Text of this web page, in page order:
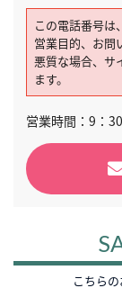
この電話番号は
営業目的、お問
悪質な場合、サ
ます。
営業時間：9：
こちら